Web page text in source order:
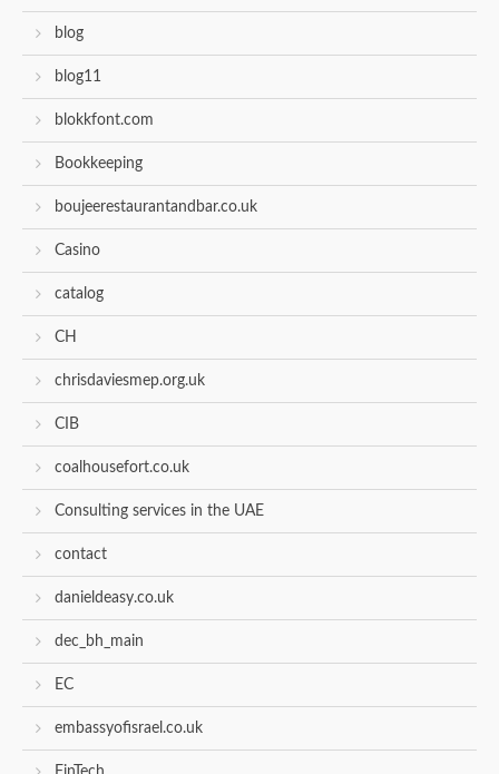
blog
blog11
blokkfont.com
Bookkeeping
boujeerestaurantandbar.co.uk
Casino
catalog
CH
chrisdaviesmep.org.uk
CIB
coalhousefort.co.uk
Consulting services in the UAE
contact
danieldeasy.co.uk
dec_bh_main
EC
embassyofisrael.co.uk